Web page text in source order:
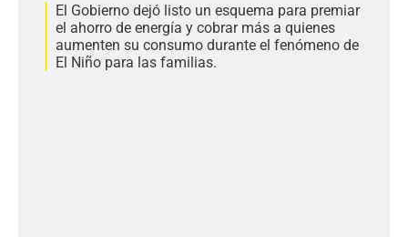
El Gobierno dejó listo un esquema para premiar
el ahorro de energía y cobrar más a quienes
aumenten su consumo durante el fenómeno de
El Niño para las familias.